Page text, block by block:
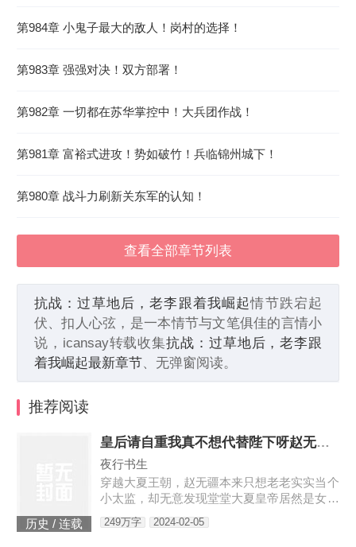
第984章 小鬼子最大的敌人！岗村的选择！
第983章 强强对决！双方部署！
第982章 一切都在苏华掌控中！大兵团作战！
第981章 富裕式进攻！势如破竹！兵临锦州城下！
第980章 战斗力刷新关东军的认知！
查看全部章节列表
抗战：过草地后，老李跟着我崛起情节跌宕起
伏、扣人心弦，是一本情节与文笔俱佳的言情小
说，icansay转载收集抗战：过草地后，老李跟
着我崛起最新章节、无弹窗阅读。
推荐阅读
历史 / 连载
皇后请自重我真不想代替陛下呀赵无疆轩辕靖独孤明玥
夜行书生
穿越大夏王朝，赵无疆本来只想老老实实当个
小太监，却无意发现堂堂大夏皇帝居然是女儿
身！“大胆奴才，竟然还没净身，朕诛你九
族！”“大胆陛下，你也不想你的秘密被人发现
249万字 2024-02-05